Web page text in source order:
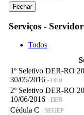
Fechar
Serviços -
Todos
1º Seletivo DER-RO
30/05/2016 - DER
2º Seletivo DER-RO
10/06/2016 - DER
Cédula C - SEGEP